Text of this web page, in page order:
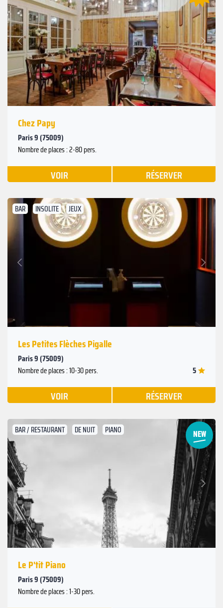
Précédent
Suivant
Chez Papy
Paris 9 (75009)
Nombre de places : 2-80 pers.
VOIR RÉSERVER
BAR INSOLITE JEUX
Précédent
Suivant
Les Petites Flèches Pigalle
Paris 9 (75009)
Nombre de places : 10-30 pers. 5
VOIR RÉSERVER
BAR / RESTAURANT DE NUIT PIANO
Précédent
Suivant
Le P'tit Piano
Paris 9 (75009)
Nombre de places : 1-30 pers.